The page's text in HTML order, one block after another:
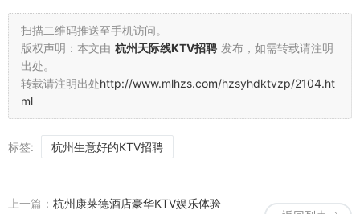
扫描二维码推送至手机访问。
版权声明：本文由 杭州天际线KTV招聘 发布，如需转载请注明
出处。
转载请注明出处http://www.mlhzs.com/hzsyhdktvzp/2104.ht
ml
标签: 杭州生意好的KTV招聘
上一篇： 杭州康莱德酒店豪华KTV娱乐体验